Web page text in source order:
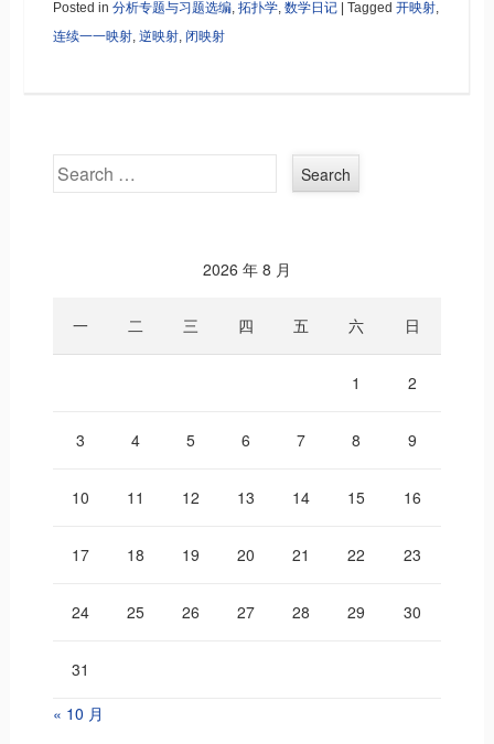
Posted in 分析专题与习题选编, 拓扑学, 数学日记 | Tagged 开映射,
连续一一映射, 逆映射, 闭映射
Search
2026 年 8 月
一 二 三 四 五 六 日
1 2
3 4 5 6 7 8 9
10 11 12 13 14 15 16
17 18 19 20 21 22 23
24 25 26 27 28 29 30
31
« 10 月